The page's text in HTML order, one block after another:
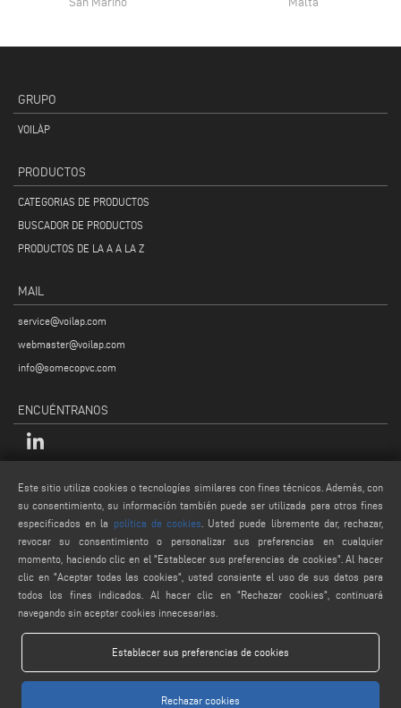
GRUPO
VOILÀP
PRODUCTOS
CATEGORIAS DE PRODUCTOS
BUSCADOR DE PRODUCTOS
PRODUCTOS DE LA A A LA Z
MAIL
service@voilap.com
webmaster@voilap.com
info@somecopvc.com
ENCUÉNTRANOS
LEGALES
PRIVACY POLICY
LEGAL NOTES
COOKIE POLICY
Este sitio utiliza cookies o tecnologías similares con fines técnicos. Además, con
su consentimiento, su información también puede ser utilizada para otros fines
especificados en la
política de cookies . Usted puede libremente dar, rechazar,
revocar su consentimiento o personalizar sus preferencias en cualquier
momento, haciendo clic en el "Establecer sus preferencias de cookies". Al hacer
clic en "Aceptar todas las cookies", usted consiente el uso de sus datos para
todos los fines indicados. Al hacer clic en "Rechazar cookies", continuará
navegando sin aceptar cookies innecesarias.
Establecer sus preferencias de cookies
Rechazar cookies